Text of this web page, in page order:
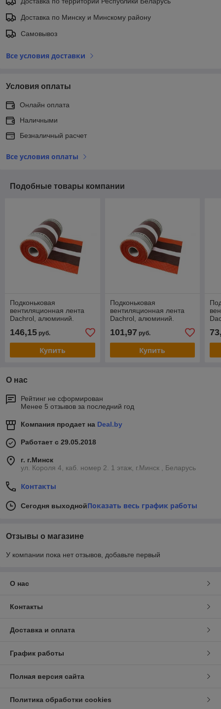
Доставка по Минску и Минскому району
Самовывоз
Все условия доставки
Условия оплаты
Онлайн оплата
Наличными
Безналичный расчет
Все условия оплаты
Подобные товары компании
Подконьковая
вентиляционная лента
Dachrol, алюминий.
146,15 руб.
Купить
Подконьковая
вентиляционная лента
Dachrol, алюминий.
101,97 руб.
Купить
О нас
Рейтинг не сформирован
Менее 5 отзывов за последний год
Компания продает на Deal.by
Работает с 29.05.2018
г. г.Минск
ул. Короля 4, каб. номер 2. 1 этаж, г.Минск , Беларусь
Контакты
Сегодня выходнойПоказать весь график работы
Отзывы о магазине
У компании пока нет отзывов, добавьте первый
О нас
Контакты
Доставка и оплата
График работы
Полная версия сайта
Политика обработки cookies